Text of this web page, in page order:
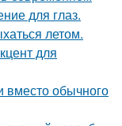
для глаз.
летом.
для
вместо обычного